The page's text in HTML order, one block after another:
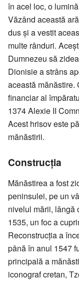
în acel loc, o
Văzând această
dus şi a vestit
multe rânduri.
Dumnezeu să
Dionisie a strâns
această mănăstire.
financiar al
1374 Alexie II
Acest hrisov este
mănăstirii.
Construcţia
Mănăstirea a fost
peninsulei, pe un
nivelul mării, lângă
1535, un foc a
Reconstrucţia a
până în anul 1547
principală a
iconograf cretan,